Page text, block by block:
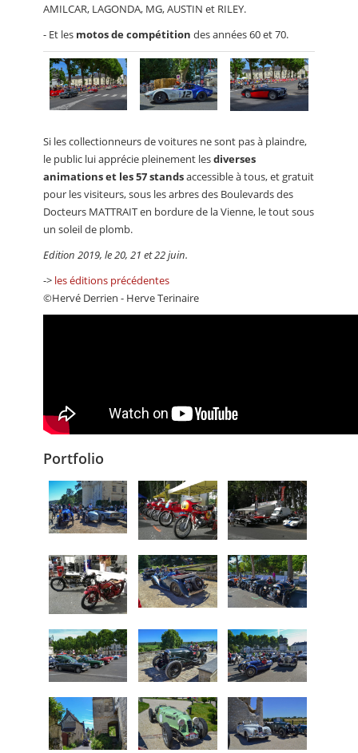
AMILCAR, LAGONDA, MG, AUSTIN et RILEY.
- Et les motos de compétition des années 60 et 70.
Si les collectionneurs de voitures ne sont pas à plaindre,
le public lui apprécie pleinement lesdiverses
animations et les 57 standsaccessible à tous, et gratuit
pour les visiteurs, sous les arbres des Boulevards des
Docteurs MATTRAIT en bordure de la Vienne, le tout sous
un soleil de plomb.
Edition 2019, le 20, 21 et 22 juin.
-> les éditions précédentes
©Hervé Derrien - Herve Terinaire
Portfolio